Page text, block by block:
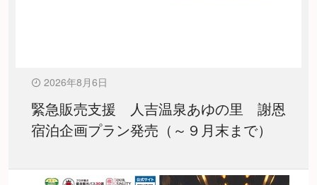
2026年8月6日
緊急販売支援 人吉温泉あゆの里 謝恩
宿泊企画プラン発売（～９月末まで）